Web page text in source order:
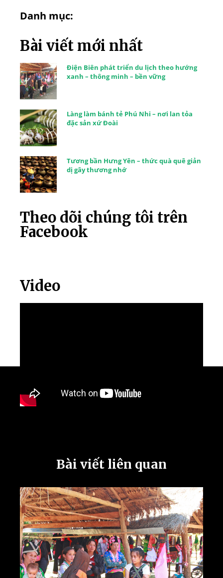
Danh mục:
Bài viết mới nhất
Điện Biên phát triển du lịch theo hướng
xanh – thông minh – bền vững
Làng làm bánh tẻ Phú Nhi – nơi lan tỏa
đặc sản xứ Đoài
Tương bần Hưng Yên – thức quà quê giản
dị gây thương nhớ
Theo dõi chúng tôi trên
Facebook
Video
Bài viết liên quan